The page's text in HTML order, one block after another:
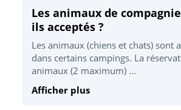
Karting
Golf
Quad
Skatepark
Les animaux de
ils acceptés ?
Les animaux (chiens et chats) sont
dans certains campings. La
animaux (2 maximum) ...
Afficher plus